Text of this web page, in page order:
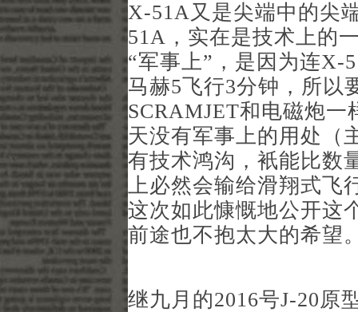
X-51A又是尖端中的尖
51A，实在是技术上的
“军事上”，是因为连X-
马赫5飞行3分钟，所以
SCRAMJET和电磁炮
天没有军事上的用处（
有技术鸿沟，衹能比数
上必然会输给滑翔式飞
这次如此慷慨地公开这
前途也不抱太大的希望
继九月的2016号J-20原